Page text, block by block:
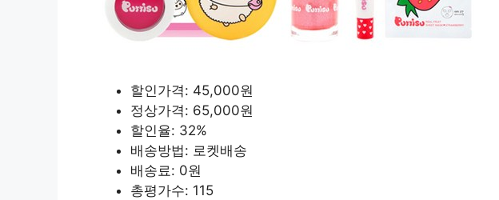
할인가격: 45,000원
정상가격: 65,000원
할인율: 32%
배송방법: 로켓배송
배송료: 0원
총평가수: 115